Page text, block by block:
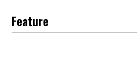
Feature